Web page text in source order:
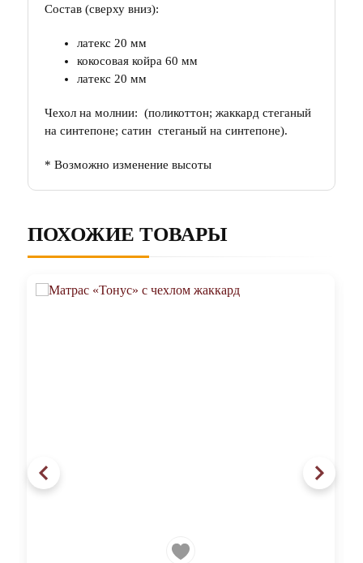
Состав (сверху вниз):
латекс 20 мм
кокосовая койра 60 мм
латекс 20 мм
Чехол на молнии: (поликоттон; жаккард стеганый
на синтепоне; сатин стеганый на синтепоне).
* Возможно изменение высоты
ПОХОЖИЕ ТОВАРЫ